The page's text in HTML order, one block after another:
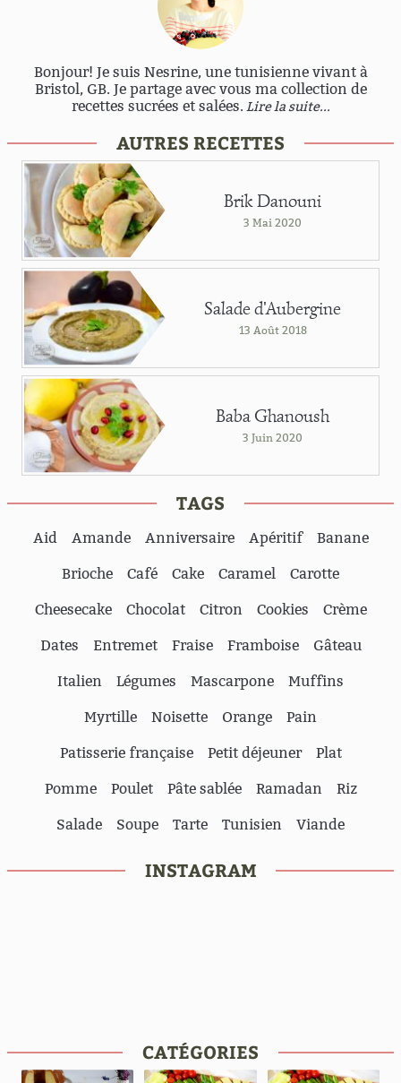
Bonjour! Je suis Nesrine, une tunisienne vivant à
Bristol, GB. Je partage avec vous ma collection de
recettes sucrées et salées. Lire la suite...
AUTRES RECETTES
Brik Danouni
3 Mai 2020
Salade d'Aubergine
13 Août 2018
Baba Ghanoush
3 Juin 2020
TAGS
Aid Amande Anniversaire Apéritif Banane
Brioche Café Cake Caramel Carotte
Cheesecake Chocolat Citron Cookies Crème
Dates Entremet Fraise Framboise Gâteau
Italien Légumes Mascarpone Muffins
Myrtille Noisette Orange Pain
Patisserie française Petit déjeuner Plat
Pomme Poulet Pâte sablée Ramadan Riz
Salade Soupe Tarte Tunisien Viande
INSTAGRAM
CATÉGORIES